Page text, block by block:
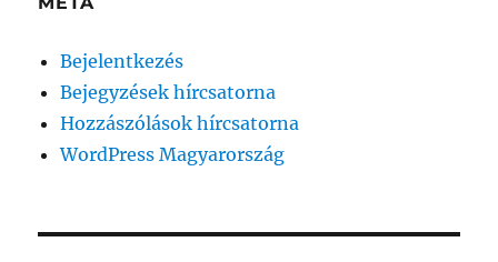
Bejelentkezés
Bejegyzések hírcsatorna
Hozzászólások hírcsatorna
WordPress Magyarország